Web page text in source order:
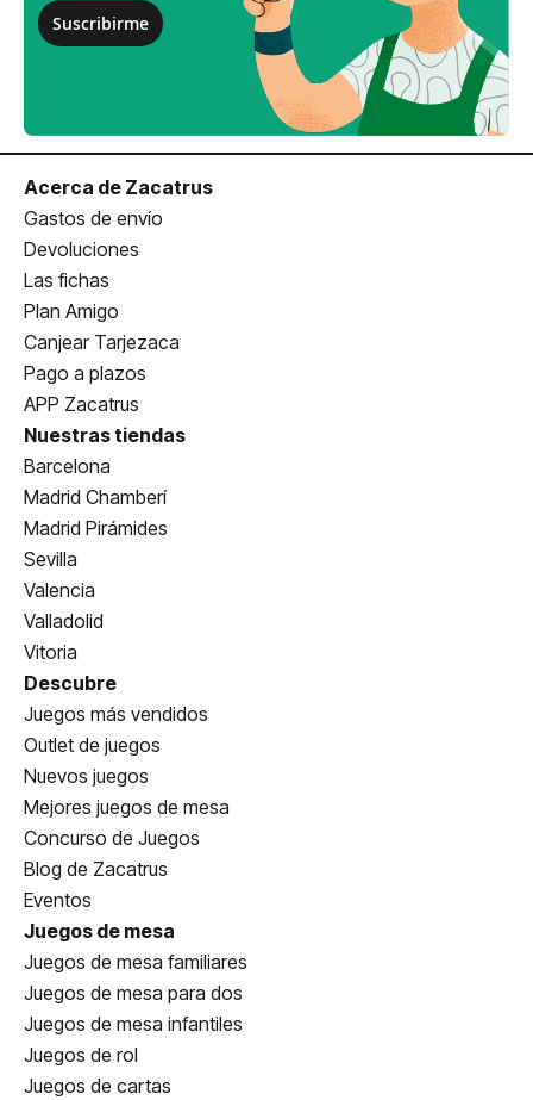
Suscribirme
Acerca de Zacatrus
Gastos de envío
Devoluciones
Las fichas
Plan Amigo
Canjear Tarjezaca
Pago a plazos
APP Zacatrus
Nuestras tiendas
Barcelona
Madrid Chamberí
Madrid Pirámides
Sevilla
Valencia
Valladolid
Vitoria
Descubre
Juegos más vendidos
Outlet de juegos
Nuevos juegos
Mejores juegos de mesa
Concurso de Juegos
Blog de Zacatrus
Eventos
Juegos de mesa
Juegos de mesa familiares
Juegos de mesa para dos
Juegos de mesa infantiles
Juegos de rol
Juegos de cartas